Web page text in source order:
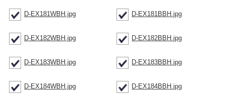
D-EX181WBH.jpg D-EX181BBH.jpg
D-EX182WBH.jpg D-EX182BBH.jpg
D-EX183WBH.jpg D-EX183BBH.jpg
D-EX184WBH.jpg D-EX184BBH.jpg